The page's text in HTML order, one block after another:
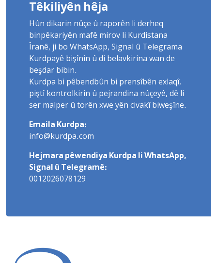
Têkiliyên hêja
Hûn dikarin nûçe û raporên li derheq
binpêkariyên mafê mirov li Kurdistana
Îranê, ji bo WhatsApp, Signal û Telegrama
Kurdpayê bişînin û di belavkirina wan de
beşdar bibin.
Kurdpa bi pêbendbûn bi prensîbên exlaqî,
piştî kontrolkirin û pejrandina nûçeyê, dê li
ser malper û torên xwe yên civakî biweşîne.
Emaila Kurdpa:
info@kurdpa.com
Hejmara pêwendiya Kurdpa li WhatsApp,
Signal û Telegramê:
0012026078129